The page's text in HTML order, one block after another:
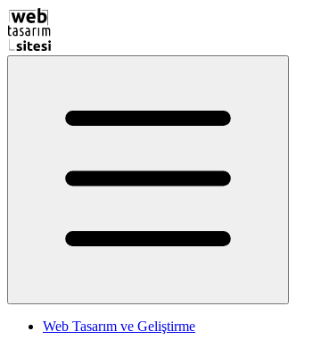
Web Tasarım ve Geliştirme